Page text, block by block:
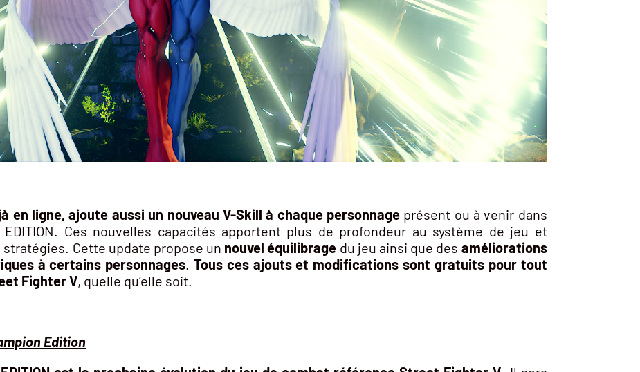
en ligne, ajoute aussi un nouveau V-Skill à chaque personnageprésent ou à venir dans
EDITION. Ces nouvelles capacités apportent plus de profondeur au système de jeu et
Cette update propose un nouvel équilibrage du jeu ainsi que des améliorations
à certains personnages .Tous ces ajouts et modifications sont gratuits pour tout
Fighter V, quelle qu’elle soit.
Edition